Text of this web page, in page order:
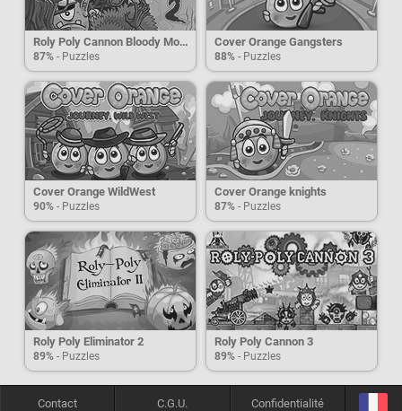
Roly Poly Cannon Bloody Monster 2
87% - Puzzles
Cover Orange Gangsters
88% - Puzzles
Cover Orange WildWest
90% - Puzzles
Cover Orange knights
87% - Puzzles
Roly Poly Eliminator 2
89% - Puzzles
Roly Poly Cannon 3
89% - Puzzles
Contact C.G.U. Confidentialité